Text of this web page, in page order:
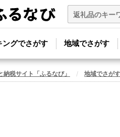
ングでさがす 地域でさがす
納税サイト「ふるなび」 地域でさがす